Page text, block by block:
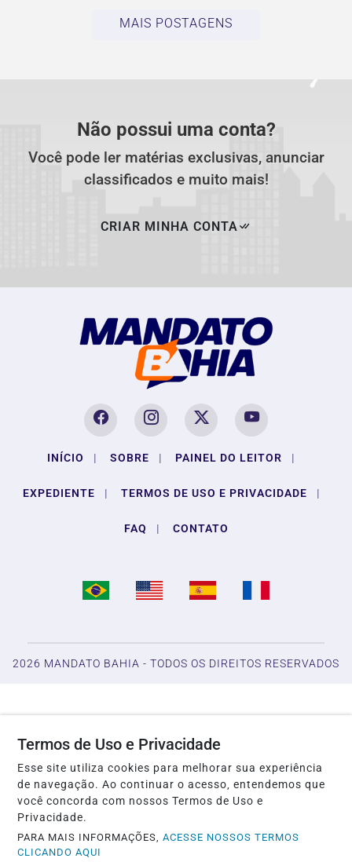
MAIS POSTAGENS
Não possui uma conta?
Você pode ler matérias exclusivas, anunciar
classificados e muito mais!
CRIAR MINHA CONTA
INÍCIO | SOBRE | PAINEL DO LEITOR |
EXPEDIENTE | TERMOS DE USO E PRIVACIDADE |
FAQ | CONTATO
2026 MANDATO BAHIA - TODOS OS DIREITOS RESERVADOS
Termos de Uso e Privacidade
Esse site utiliza cookies para melhorar sua experiência
de navegação. Ao continuar o acesso, entendemos que
você concorda com nossos Termos de Uso e
Privacidade.
PARA MAIS INFORMAÇÕES,ACESSE NOSSOS TERMOS
CLICANDO AQUI